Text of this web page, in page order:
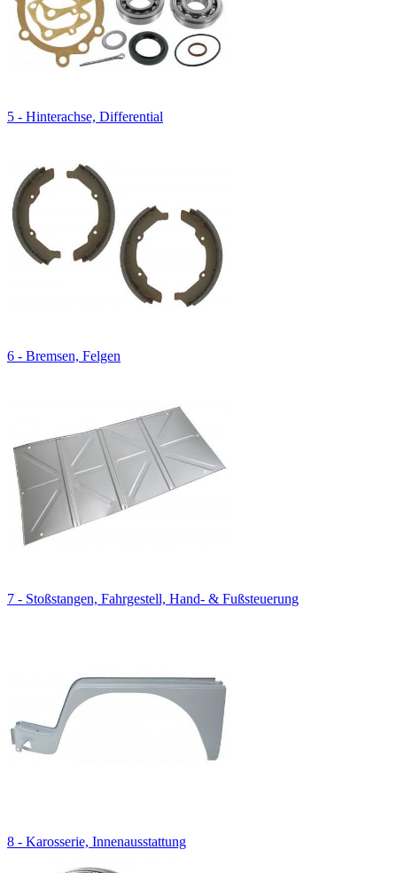
5 - Hinterachse, Differential
6 - Bremsen, Felgen
7 - Stoßstangen, Fahrgestell, Hand- & Fußsteuerung
8 - Karosserie, Innenausstattung